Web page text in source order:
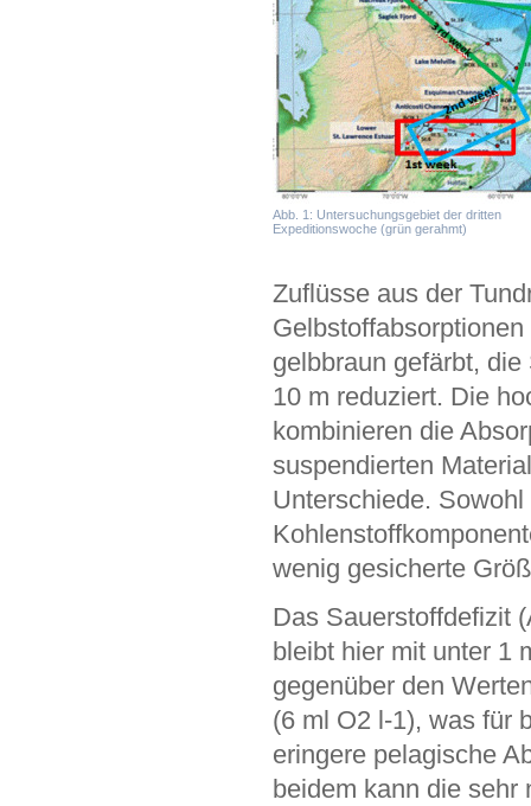
Abb. 1: Untersuchungsgebiet der dritten
Expeditionswoche (grün gerahmt)
Zuflüsse aus der
gelbbraun gefärbt,
10 m reduziert. Die
kombinieren die
suspendierten
Unterschiede.
wenig gesicherte
Das Sauerstoffdefizit
bleibt hier mit unter 1
gegenüber den
(6 ml O2 l-1), was für
eringere pelagische
beidem kann die sehr